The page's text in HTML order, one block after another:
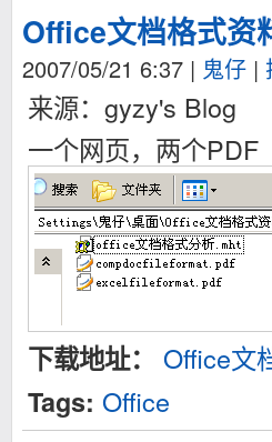
Office文档格式资
2007/05/21 6:37 | 鬼仔 |
来源：gyzy's Blog
一个网页，两个PDF
下载地址： Office文
Tags: Office